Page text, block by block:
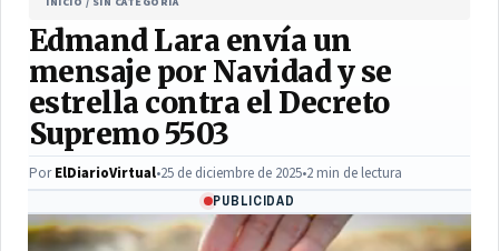
Edmand Lara envía un
mensaje por Navidad y se
estrella contra el Decreto
Supremo 5503
PorElDiarioVirtual•25 de diciembre de 2025•2 min de lectura
PUBLICIDAD